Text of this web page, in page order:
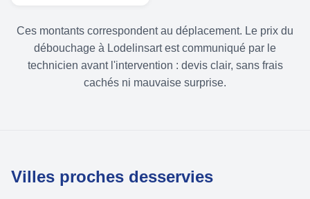
Ces montants correspondent au déplacement. Le prix du
débouchage à Lodelinsart est communiqué par le
technicien avant l'intervention : devis clair, sans frais
cachés ni mauvaise surprise.
Villes proches desservies